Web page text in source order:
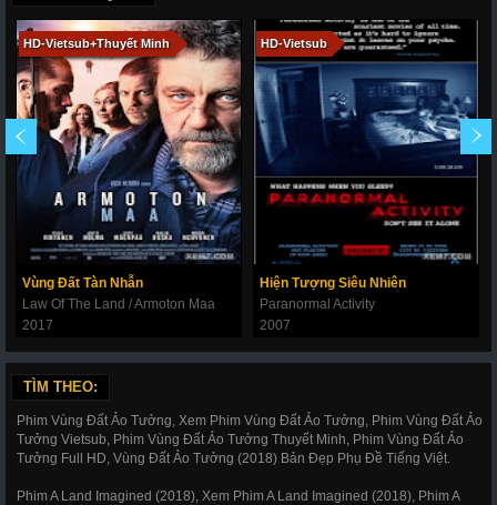
HD-Vietsub+Thuyết Minh
Vùng Đất Tàn Nhẫn
Law Of The Land / Armoton Maa
2017
HD-Vietsub
Hiện Tượng Siêu Nhiên
Paranormal Activity
2007
TÌM THEO:
Phim Vùng Đất Ảo Tưởng, Xem Phim Vùng Đất Ảo Tưởng, Phim Vùng Đất Ảo
Tưởng Vietsub, Phim Vùng Đất Ảo Tưởng Thuyết Minh, Phim Vùng Đất Ảo
Tưởng Full HD, Vùng Đất Ảo Tưởng (2018) Bản Đẹp Phụ Đề Tiếng Việt.
Phim A Land Imagined (2018), Xem Phim A Land Imagined (2018), Phim A